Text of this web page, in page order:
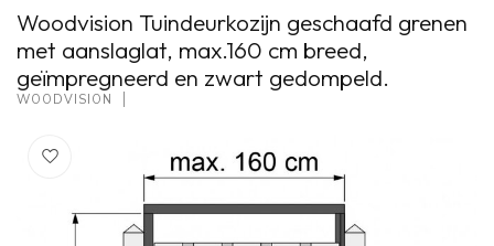
Woodvision Tuindeurkozijn geschaafd grenen
met aanslaglat, max.160 cm breed,
geïmpregneerd en zwart gedompeld.
WOODVISION